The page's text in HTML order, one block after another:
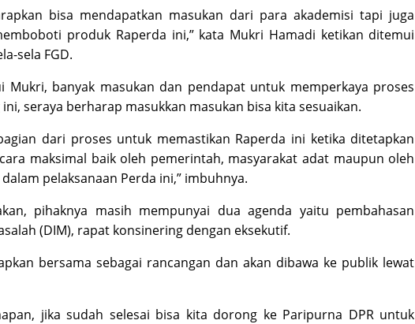
bisa mendapatkan masukan dari para akademisi tapi juga
produk Raperda ini,” kata Mukri Hamadi ketikan ditemui
sela FGD.
Mukri, banyak masukan dan pendapat untuk memperkaya proses
seraya berharap masukkan masukan bisa kita sesuaikan.
dari proses untuk memastikan Raperda ini ketika ditetapkan
maksimal baik oleh pemerintah, masyarakat adat maupun oleh
pelaksanaan Perda ini,” imbuhnya.
pihaknya masih mempunyai dua agenda yaitu pembahasan
(DIM), rapat konsinering dengan eksekutif.
bersama sebagai rancangan dan akan dibawa ke publik lewat
jika sudah selesai bisa kita dorong ke Paripurna DPR untuk